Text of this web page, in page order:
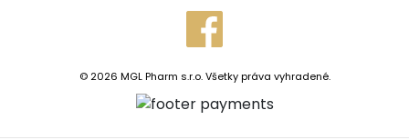
© 2026 MGL Pharm s.r.o. Všetky práva vyhradené.